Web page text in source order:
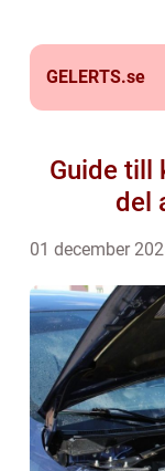
GELERTS.se
Guide till
del
01 december